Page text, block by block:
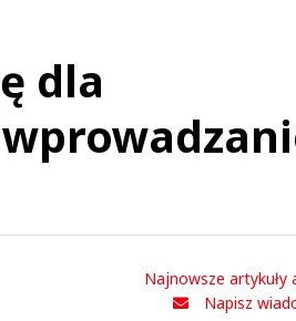
dla
Najnowsze artykuły
Napisz